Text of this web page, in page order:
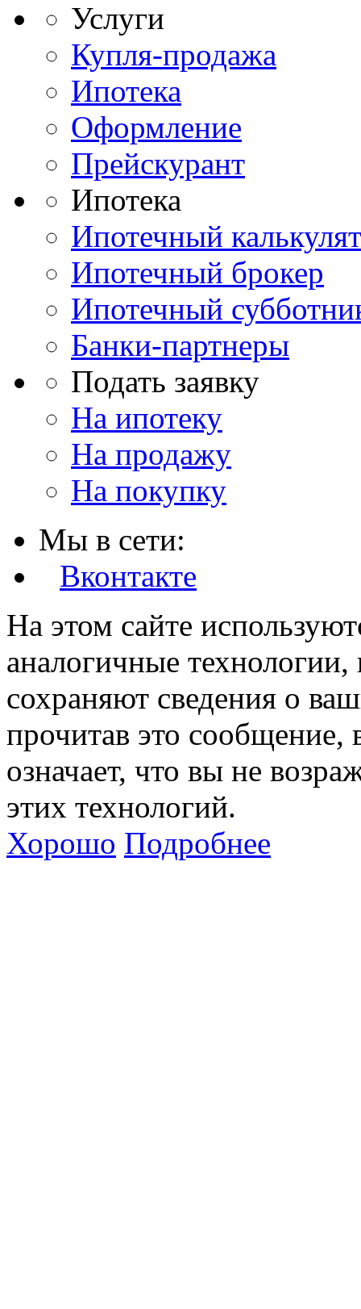
Услуги
Купля-продажа
Ипотека
Оформление
Прейскурант
Ипотека
Ипотечный
Ипотечный брокер
Ипотечный
Банки-партнеры
Подать заявку
На ипотеку
На продажу
На покупку
Мы в сети:
Вконтакте
На этом сайте
аналогичные технологии,
сохраняют сведения о
прочитав это сообщение,
означает, что вы не
этих технологий.
Хорошо Подробнее